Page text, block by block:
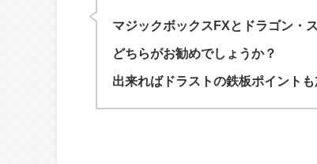
マジックボックスFXとドラゴン・
どちらがお勧めでしょうか？
出来ればドラストの鉄板ポイント